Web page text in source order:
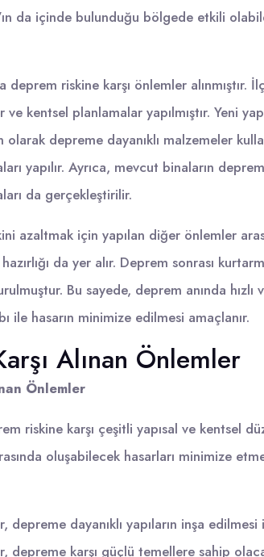
da içinde bulunduğu bölgede etkili
deprem riskine karşı önlemler alınmıştır.
kentsel planlamalar yapılmıştır. Yeni
depreme dayanıklı malzemeler
yapılır. Ayrıca, mevcut binaların
da gerçekleştirilir.
azaltmak için yapılan diğer önlemler
da yer alır. Deprem sonrası
Bu sayede, deprem anında
ile hasarın minimize edilmesi amaçlanır.
Alınan Önlemler
Önlemler
riskine karşı çeşitli yapısal ve kentsel
oluşabilecek hasarları minimize
depreme dayanıklı yapıların inşa
depreme karşı güçlü temellere sahip